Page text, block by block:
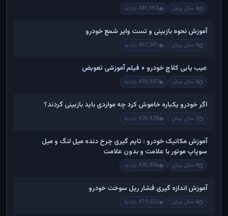
6 سال پیش 481,963 بازدید
آموزش نحوه بازبینی و تست وایر شمع خودرو
6 سال پیش 467,281 بازدید
عیب یابی کلاچ خودرو + فیلم آموزشی تعویض
6 سال پیش 455,937 بازدید
اگر خودرو یکباره خاموش کرد چه مواردی باید بازبینی گردند؟
7 سال پیش 439,428 بازدید
آموزش مکانیک خودرو : تایم گیری چرخ دنده میل لنگ و میل
سوپاپ موتور با علامت و بدون علامت
8 سال پیش 435,856 بازدید
آموزش اندازه گیری فشار ریل سوخت خودرو
6 سال پیش 419,552 بازدید